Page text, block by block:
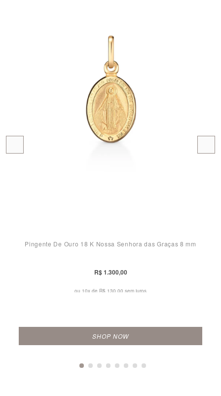
Pingente De Ouro 18 K Nossa Senhora das Graças 8 mm
R$ 1.300,00
ou 10x de R$ 130,00 sem juros
SHOP NOW